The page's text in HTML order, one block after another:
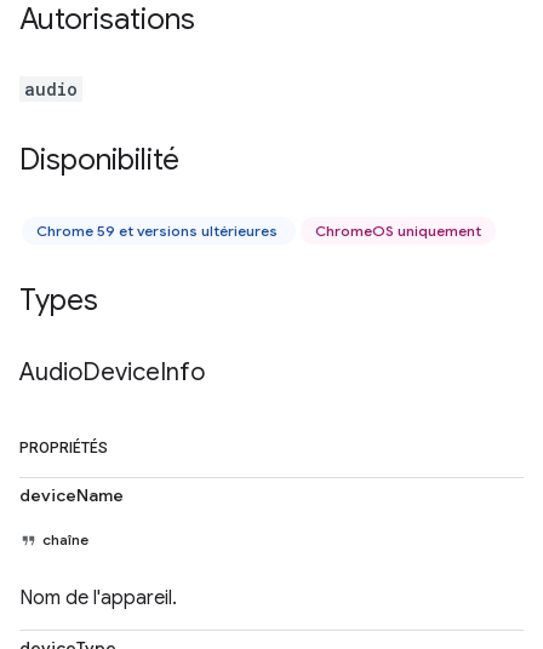
Autorisations
audio
Disponibilité
Chrome 59 et versions ultérieures ChromeOS uniquement
Types
AudioDeviceInfo
PROPRIÉTÉS
deviceName
chaîne
Nom de l'appareil.